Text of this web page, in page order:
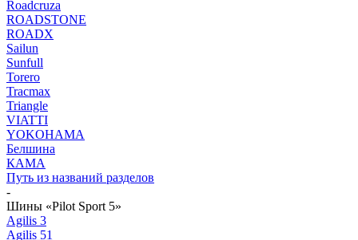
Roadcruza
ROADSTONE
ROADX
Sailun
Sunfull
Torero
Tracmax
Triangle
VIATTI
YOKOHAMA
Белшина
КАМА
Путь из названий разделов
-
Шины «Pilot Sport 5»
Agilis 3
Agilis 51